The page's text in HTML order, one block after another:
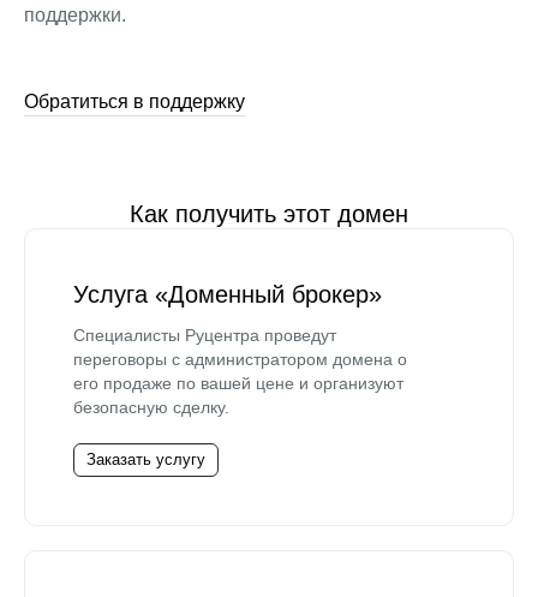
поддержки.
Обратиться в поддержку
Как получить этот домен
Услуга «Доменный брокер»
Специалисты Руцентра проведут
переговоры с администратором домена о
его продаже по вашей цене и организуют
безопасную сделку.
Заказать услугу